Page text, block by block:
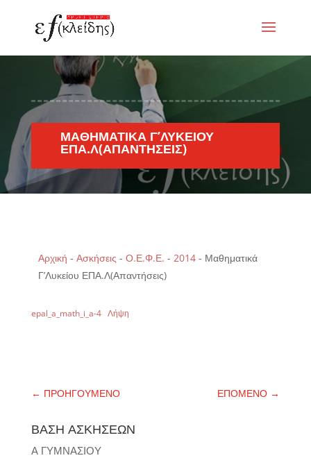
ΜΑΘΗΜΑΤΙΚΆ Γ’ΛΥΚΕΊΟΥ
ΕΠΑ.Λ(ΑΠΑΝΤΉΣΕΙΣ)
Αρχική - Ασκήσεις - Ο.Ε.Φ.Ε. - 2014- Μαθηματικά
Γ’Λυκείου ΕΠΑ.Λ(Απαντήσεις)
epal_a_math_i_a-4 Λήψη
← ΠΡΟΗΓΟΥΜΕΝΟ ΕΠΟΜΕΝΟ →
ΒΑΣΗ ΑΣΚΗΣΕΩΝ
Α ΓΥΜΝΑΣΙΟΥ